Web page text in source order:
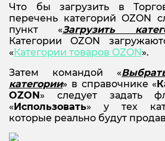
Что бы загрузить в
перечень категорий OZON
пункт «Загрузить
Категории OZON
«Категории товаров OZON».
Затем командой «
категории» в справочнике «
OZON» следует задать
«Использовать» у тех
которые реально будут